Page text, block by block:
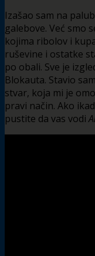
Izašao sam na
galebove. Već smo
kojima ribolov i
ruševine i ostatke
po obali. Sve je
Blokauta. Stavio
stvar, koja mi je
pravi način. Ako
pustite da vas vodi